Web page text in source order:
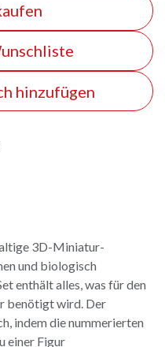
hinzufügen
3D-Miniatur-
und biologisch
enthält alles, was für den
benötigt wird. Der
indem die nummerierten
einer Figur